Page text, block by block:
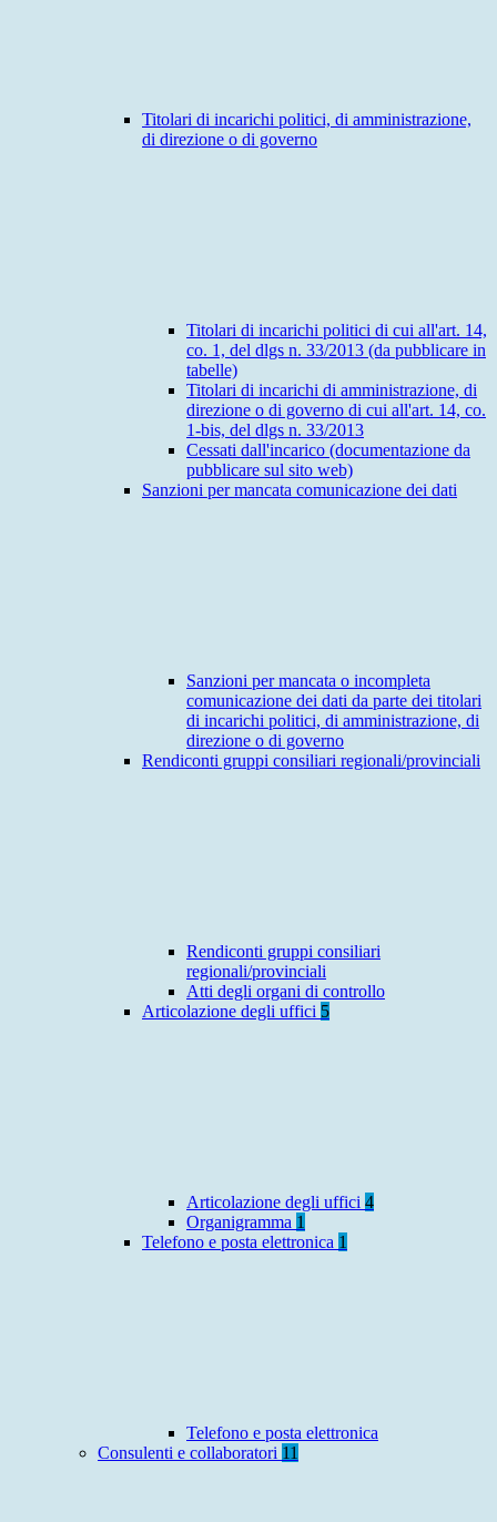
Titolari di incarichi politici, di amministrazione,
di direzione o di governo
Titolari di incarichi politici di cui all'art. 14,
co. 1, del dlgs n. 33/2013 (da pubblicare in
tabelle)
Titolari di incarichi di amministrazione, di
direzione o di governo di cui all'art. 14, co.
1-bis, del dlgs n. 33/2013
Cessati dall'incarico (documentazione da
pubblicare sul sito web)
Sanzioni per mancata comunicazione dei dati
Sanzioni per mancata o incompleta
comunicazione dei dati da parte dei titolari
di incarichi politici, di amministrazione, di
direzione o di governo
Rendiconti gruppi consiliari regionali/provinciali
Rendiconti gruppi consiliari
regionali/provinciali
Atti degli organi di controllo
Articolazione degli uffici 5
Articolazione degli uffici 4
Organigramma 1
Telefono e posta elettronica 1
Telefono e posta elettronica
Consulenti e collaboratori 11